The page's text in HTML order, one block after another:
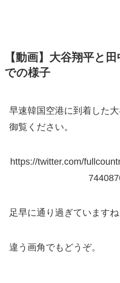
【動画】大谷翔平と
での様子
早速韓国空港に到着した
御覧ください。
https://twitter.com/
足早に通り過ぎていますね
違う画角でもどうぞ。